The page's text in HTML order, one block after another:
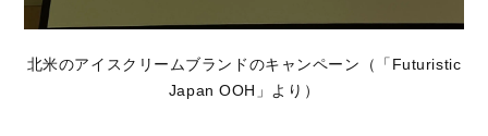
北米のアイスクリームブランドのキャンペーン（「Futuristic
Japan OOH」より）